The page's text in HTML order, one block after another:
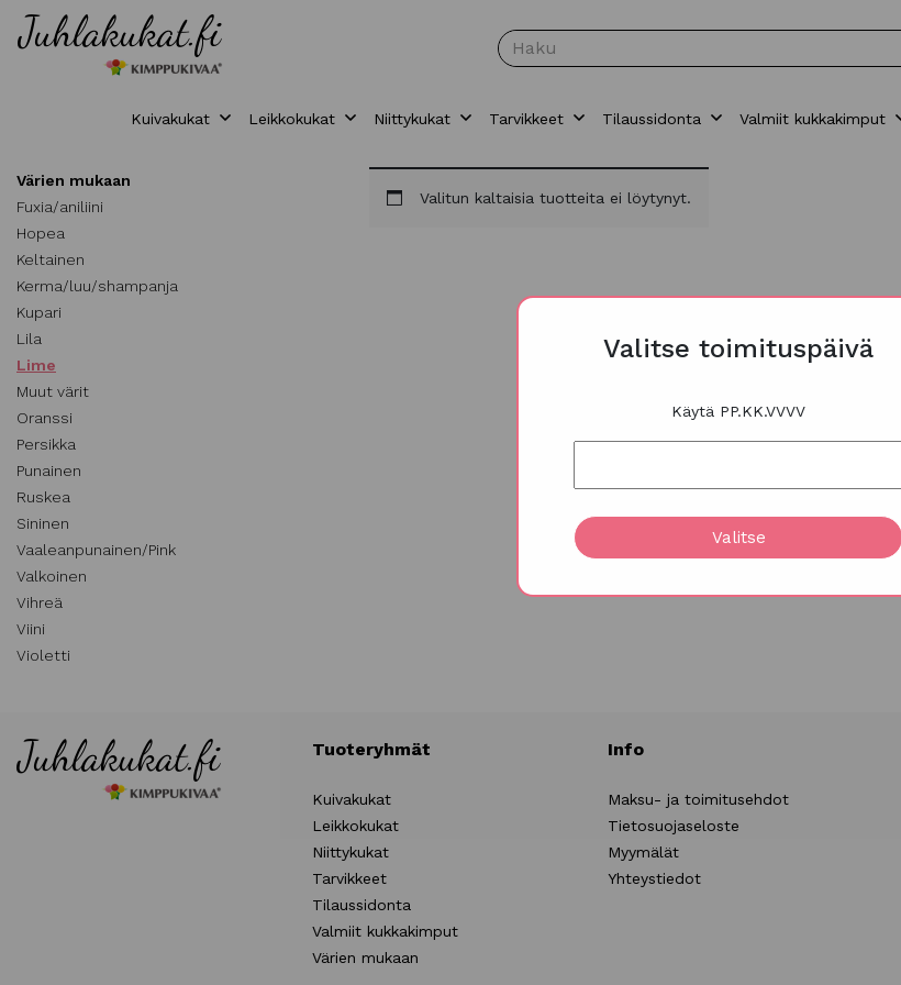
Valitse toimituspäivä
Käytä PP.KK.VVVV
Valitse
Kuivakukat Leikkokukat Niittykukat Tarvikkeet Tilaussidonta Valmiit kukkakimput
Värien mukaan
Fuxia/aniliini
Hopea
Keltainen
Kerma/luu/shampanja
Kupari
Lila
Lime
Muut värit
Oranssi
Persikka
Punainen
Ruskea
Sininen
Vaaleanpunainen/Pink
Valkoinen
Vihreä
Viini
Violetti
Valitun kaltaisia tuotteita ei löytynyt.
Tuoteryhmät
Kuivakukat
Leikkokukat
Niittykukat
Tarvikkeet
Tilaussidonta
Valmiit kukkakimput
Värien mukaan
Info
Maksu- ja toimitusehdot
Tietosuojaseloste
Myymälät
Yhteystiedot